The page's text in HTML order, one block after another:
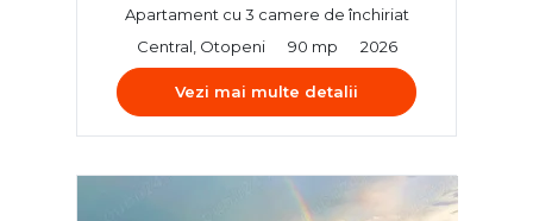
Apartament cu 3 camere de închiriat
Central, Otopeni
90 mp 2026
Vezi mai multe detalii